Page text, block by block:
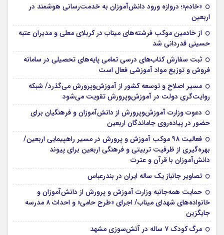
«خادم»؛ دروازه ورود دانش‌آموزان به خدمت‌رسانی هوشمند در
اربعین
از خادمین موکب فرشته‌های میناب در کربلای معلی و مدیران عتبه
حسینی قدردانی شد
ثبت سفارش کتاب‌های درسی تمامی پایه‌های تحصیلی در سامانه
فروش و توزیع مواد آموزشی فعال است
مسیر اصلاح و توسعه کشور از آموزش‌وپرورش می‌گذرد/ شبکه
روایت‌‌گری دولت در آموزش‌وپرورش تقویت می‌شود
دعوت وزارت آموزش‌وپرورش از دانش‌آموزان و فرهنگیان برای
حضور در پیاده‌روی جاماندگان اربعین
فعالیت ۹۸ موکب آموزش و پرورش در مسیر راهپیمایی اربعین/
بهره‌گیری از ظرفیت تربیتی و فرهنگی اربعین برای پیوند
دانش‌آموزان با قرآن و عترت
تصاویر جانباز یک ساله ایران در بندرعباس
حمایت همه‌جانبه وزارت آموزش و پرورش از دانش‌آموزان و
خانواده‌های شهدای میناب/ اجرای «طرح حامی» و احداث ۸ مدرسه
جایگزین
مرگ کودک ۷ ساله در آتش‌سوزی مشهد